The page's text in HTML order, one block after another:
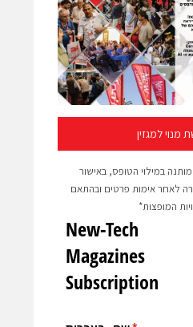
מנוי למגזין
מותנה במילוי הטופס, באישור
לאחר אימות פרטים ובהתאם
המופצות*